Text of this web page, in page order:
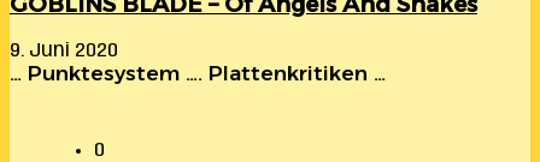
9. Juni 2020
… Punktesystem …. Plattenkritiken …
0